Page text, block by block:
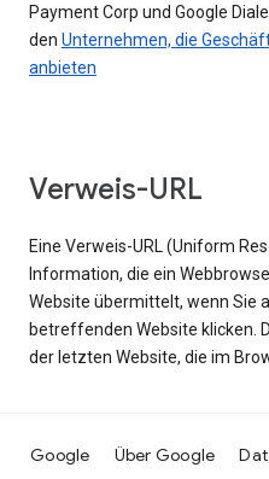
Payment Corp und Google
den Unternehmen, die
anbieten
Verweis-URL
Eine Verweis-URL (Uniform
Information, die ein
Website übermittelt, wenn Sie
betreffenden Website klicken.
der letzten Website, die im
Google Über Google